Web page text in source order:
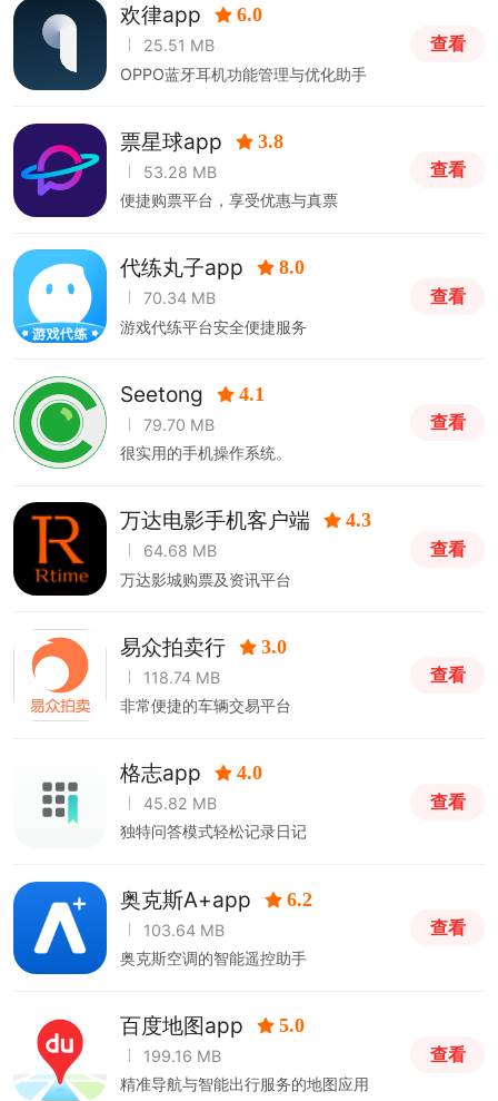
欢律app 6.0
25.51 MB
OPPO蓝牙耳机功能管理与优化助手
查看
票星球app 3.8
53.28 MB
便捷购票平台，享受优惠与真票
查看
代练丸子app 8.0
70.34 MB
游戏代练平台安全便捷服务
查看
Seetong 4.1
79.70 MB
很实用的手机操作系统。
查看
万达电影手机客户端 4.3
64.68 MB
万达影城购票及资讯平台
查看
易众拍卖行 3.0
118.74 MB
非常便捷的车辆交易平台
查看
格志app 4.0
45.82 MB
独特问答模式轻松记录日记
查看
奥克斯A+app 6.2
103.64 MB
奥克斯空调的智能遥控助手
查看
百度地图app 5.0
199.16 MB
精准导航与智能出行服务的地图应用
查看